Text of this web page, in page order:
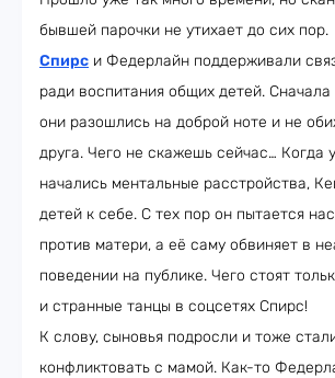
бывшей парочки не утихает до сих пор.
Спирс и Федерлайн поддерживали
ради воспитания общих детей. Сначала
они разошлись на доброй ноте и не
друга. Чего не скажешь сейчас… Когда
начались ментальные расстройства,
детей к себе. С тех пор он пытается
против матери, а её саму обвиняет в
поведении на публике. Чего стоят
и странные танцы в соцсетях Спирс!
К слову, сыновья подросли и тоже
конфликтовать с мамой. Как-то